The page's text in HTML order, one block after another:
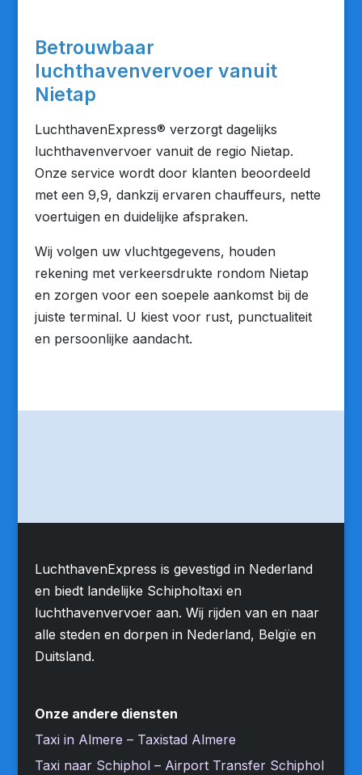
Betrouwbaar
luchthavenvervoer vanuit
Nietap
LuchthavenExpress® verzorgt dagelijks
luchthavenvervoer vanuit de regio Nietap.
Onze service wordt door klanten beoordeeld
met een 9,9, dankzij ervaren chauffeurs, nette
voertuigen en duidelijke afspraken.
Wij volgen uw vluchtgegevens, houden
rekening met verkeersdrukte rondom Nietap
en zorgen voor een soepele aankomst bij de
juiste terminal. U kiest voor rust, punctualiteit
en persoonlijke aandacht.
LuchthavenExpress is gevestigd in Nederland
en biedt landelijke Schipholtaxi en
luchthavenvervoer aan. Wij rijden van en naar
alle steden en dorpen in Nederland, Belgïe en
Duitsland.
Onze andere diensten
Taxi in Almere – Taxistad Almere
Taxi naar Schiphol – Airport Transfer Schiphol